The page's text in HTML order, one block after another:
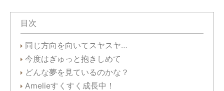
目次
同じ方向を向いてスヤスヤ…
今度はぎゅっと抱きしめて
どんな夢を見ているのかな？
Amelieすくすく成長中！